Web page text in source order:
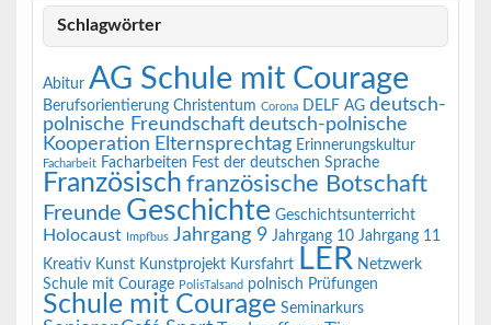
Schlagwörter
Abitur AG Schule mit Courage
Berufsorientierung Christentum Corona DELF AG deutsch-
polnische Freundschaft deutsch-polnische
Kooperation Elternsprechtag Erinnerungskultur
Facharbeit Facharbeiten Fest der deutschen Sprache
Französisch französische Botschaft
Freunde Geschichte Geschichtsunterricht
Holocaust Impfbus Jahrgang 9 Jahrgang 10 Jahrgang 11
Kreativ Kunst Kunstprojekt Kursfahrt LER Netzwerk
Schule mit Courage PolisTalsand polnisch Prüfungen
Schule mit Courage Seminarkurs